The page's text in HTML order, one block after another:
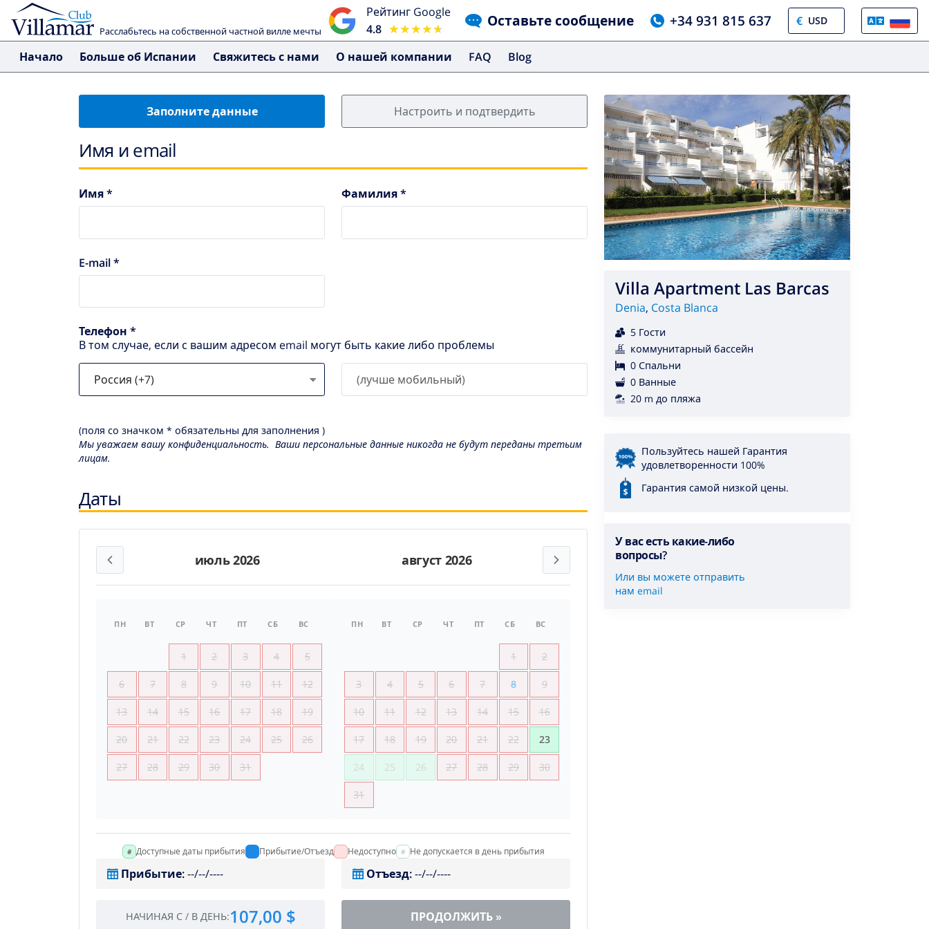
Расслабьтесь на собственной частной вилле мечты
Рейтинг Google
4.8 ★★★★★
★★★★★ Оставьте сообщение +34 931 815 637 €
Начало Больше об Испании Свяжитесь с нами О нашей компании FAQ Blog
Заполните данные Настроить и подтвердить
Имя и email
Имя * Фамилия *
E-mail *
Телефон *
В том случае, если с вашим адресом email могут быть какие либо проблемы
(поля со значком * обязательны для заполнения )
Мы уважаем вашу конфиденциальность. Ваши персональные данные никогда не будут переданы третьим
лицам.
Даты
июль 2026 август 2026
ПН ВТ СР ЧТ ПТ СБ ВС
1 2 3 4 5
6 7 8 9 10 11 12
13 14 15 16 17 18 19
20 21 22 23 24 25 26
27 28 29 30 31
ПН ВТ СР ЧТ ПТ СБ ВС
1 2
3 4 5 6 7 8 9
10 11 12 13 14 15 16
17 18 19 20 21 22 23
24 25 26 27 28 29 30
31
Доступные даты прибытия Прибытие/Отъезд Недоступно Не допускается в день прибытия
Прибытие:--/--/---- Отъезд:--/--/----
НАЧИНАЯ С/ В ДЕНЬ:107,00 $ ПРОДОЛЖИТЬ»
Villa Apartment Las Barcas
Denia, Costa Blanca
5 Гости
коммунитарный бассейн
0 Спальни
0 Ванные
20 m до пляжа
Пользуйтесь нашей Гарантия
удовлетворенности 100%
Гарантия самой низкой цены.
У вас есть какие-либо
вопросы?
Или вы можете отправить
нам email